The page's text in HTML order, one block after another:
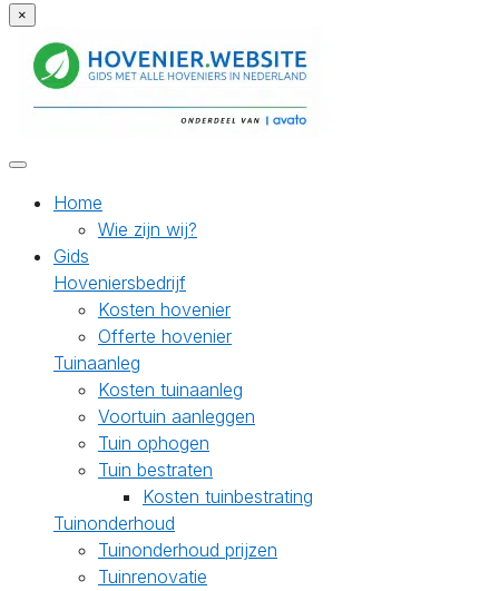
×
Home
Wie zijn wij?
Gids
Hoveniersbedrijf
Kosten hovenier
Offerte hovenier
Tuinaanleg
Kosten tuinaanleg
Voortuin aanleggen
Tuin ophogen
Tuin bestraten
Kosten tuinbestrating
Tuinonderhoud
Tuinonderhoud prijzen
Tuinrenovatie